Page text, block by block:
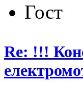
Гост
Re: !!!